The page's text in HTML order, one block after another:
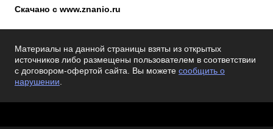
Скачано с www.znanio.ru
Материалы на данной страницы взяты из открытых
источников либо размещены пользователем в соответствии
с договором-офертой сайта. Вы можете сообщить о
нарушении.